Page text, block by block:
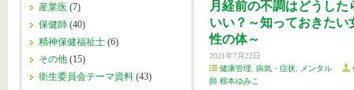
産業医 (7)
保健師 (40)
精神保健福祉士 (6)
その他 (15)
衛生委員会テーマ資料 (43)
月経前の不調はどうした
いい？～知っておきたい
性の体～
2021年7月22日
健康管理
病気・症状 メンタル
師 根本ゆみこ